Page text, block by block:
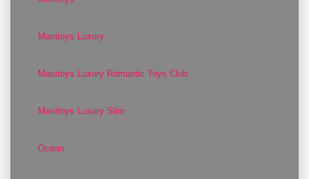
Maxitoys Luxury
Maxitoys Luxury Romantic Toys Club
Maxitoys Luxury Slim
Ocean